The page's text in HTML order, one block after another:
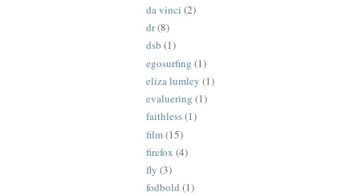
da vinci (2)
dr(8)
dsb (1)
egosurfing (1)
eliza lumley (1)
evaluering (1)
faithless(1)
film(15)
firefox (4)
fly (3)
fodbold (1)